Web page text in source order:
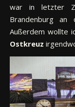
war in letzter
Brandenburg an
Außerdem wollte
Ostkreuz